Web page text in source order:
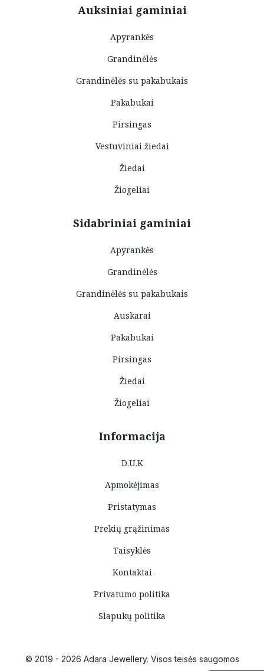
Auksiniai gaminiai
Apyrankės
Grandinėlės
Grandinėlės su pakabukais
Pakabukai
Pirsingas
Vestuviniai žiedai
Žiedai
Žiogeliai
Sidabriniai gaminiai
Apyrankės
Grandinėlės
Grandinėlės su pakabukais
Auskarai
Pakabukai
Pirsingas
Žiedai
Žiogeliai
Informacija
D.U.K
Apmokėjimas
Pristatymas
Prekių grąžinimas
Taisyklės
Kontaktai
Privatumo politika
Slapukų politika
© 2019 - 2026 Adara Jewellery. Visos teisės saugomos